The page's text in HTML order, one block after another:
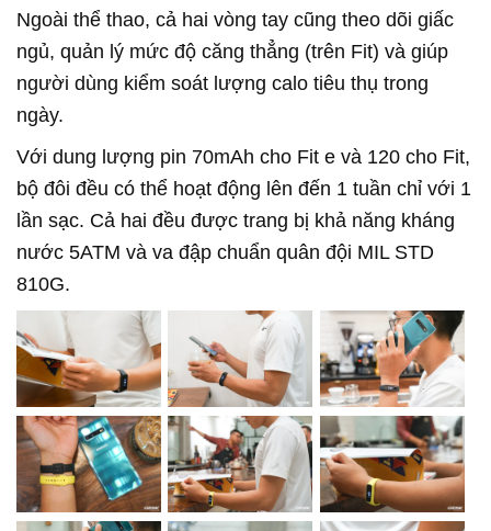
Ngoài thể thao, cả hai vòng tay cũng theo dõi giấc
ngủ, quản lý mức độ căng thẳng (trên Fit) và giúp
người dùng kiểm soát lượng calo tiêu thụ trong
ngày.
Với dung lượng pin 70mAh cho Fit e và 120 cho Fit,
bộ đôi đều có thể hoạt động lên đến 1 tuần chỉ với 1
lần sạc. Cả hai đều được trang bị khả năng kháng
nước 5ATM và va đập chuẩn quân đội MIL STD
810G.